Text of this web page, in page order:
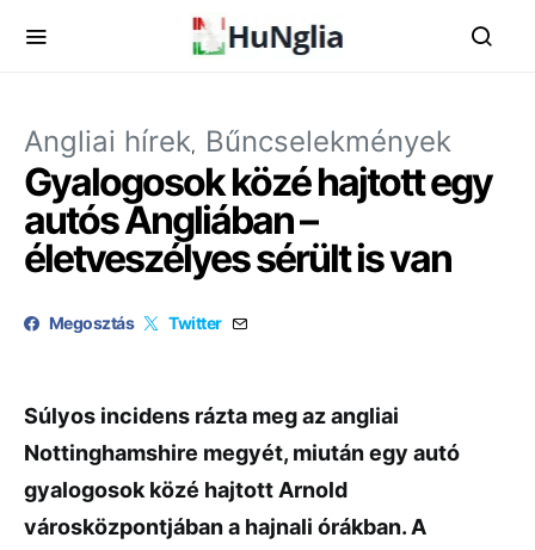
Angliai hírek Bűncselekmények
Gyalogosok közé hajtott egy
autós Angliában –
életveszélyes sérült is van
Megosztás Twitter
Súlyos incidens rázta meg az angliai
Nottinghamshire megyét, miután egy autó
gyalogosok közé hajtott Arnold
városközpontjában a hajnali órákban. A